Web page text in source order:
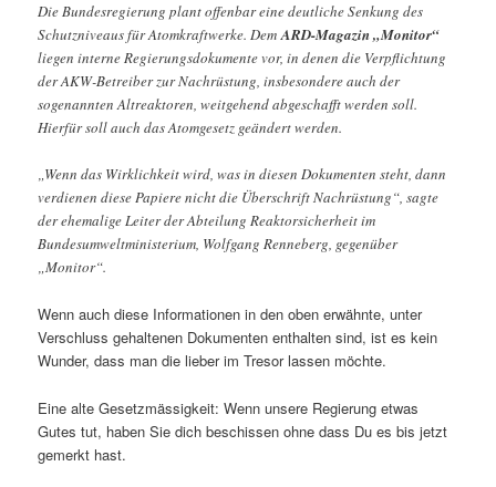
Die Bundesregierung plant offenbar eine deutliche Senkung des
Schutzniveaus für Atomkraftwerke. DemARD-Magazin „Monitor“
liegen interne Regierungsdokumente vor, in denen die Verpflichtung
der AKW-Betreiber zur Nachrüstung, insbesondere auch der
sogenannten Altreaktoren, weitgehend abgeschafft werden soll.
Hierfür soll auch das Atomgesetz geändert werden.
„Wenn das Wirklichkeit wird, was in diesen Dokumenten steht, dann
verdienen diese Papiere nicht die Überschrift Nachrüstung“, sagte
der ehemalige Leiter der Abteilung Reaktorsicherheit im
Bundesumweltministerium, Wolfgang Renneberg, gegenüber
„Monitor“.
Wenn auch diese Informationen in den oben erwähnte, unter
Verschluss gehaltenen Dokumenten enthalten sind, ist es kein
Wunder, dass man die lieber im Tresor lassen möchte.
Eine alte Gesetzmässigkeit: Wenn unsere Regierung etwas
Gutes tut, haben Sie dich beschissen ohne dass Du es bis jetzt
gemerkt hast.